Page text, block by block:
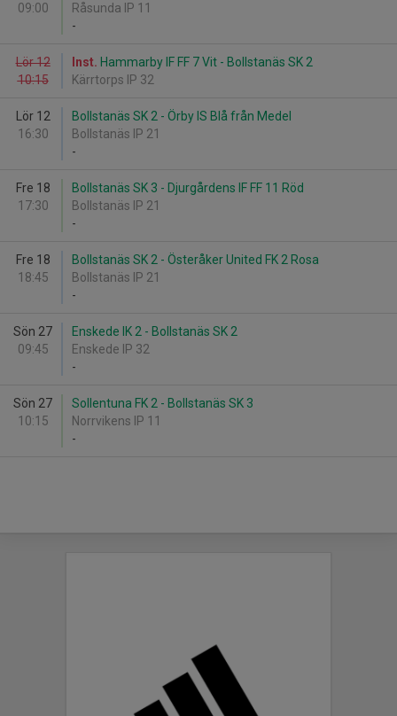
09:00
Råsunda IP 11
-
Lör 12
10:15
Inst. Hammarby IF FF 7 Vit - Bollstanäs SK 2
Kärrtorps IP 32
Lör 12
16:30
Bollstanäs SK 2 - Örby IS Blå från Medel
Bollstanäs IP 21
-
Fre 18
17:30
Bollstanäs SK 3 - Djurgårdens IF FF 11 Röd
Bollstanäs IP 21
-
Fre 18
18:45
Bollstanäs SK 2 - Österåker United FK 2 Rosa
Bollstanäs IP 21
-
Sön 27
09:45
Enskede IK 2 - Bollstanäs SK 2
Enskede IP 32
-
Sön 27
10:15
Sollentuna FK 2 - Bollstanäs SK 3
Norrvikens IP 11
-